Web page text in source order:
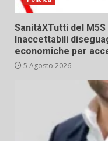
SanitàXTutti del
Inaccettabili
economiche per
5 Agosto 2026